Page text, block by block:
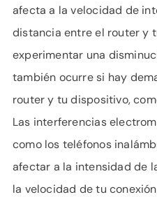
afecta a la velocidad de
distancia entre el router y
experimentar una
también ocurre si hay
router y tu dispositivo,
Las interferencias
como los teléfonos
afectar a la intensidad de
la velocidad de tu